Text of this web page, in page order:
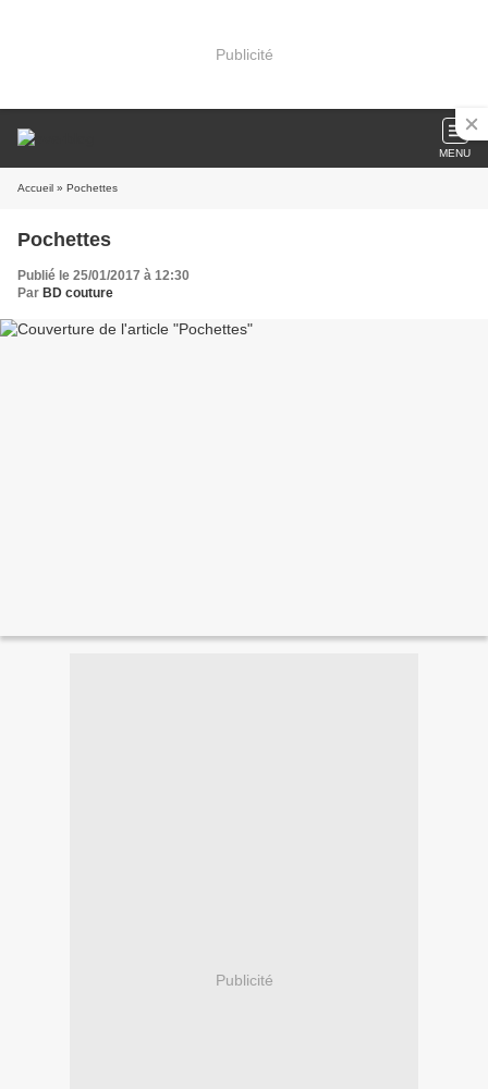
Publicité
MENU
Accueil » Pochettes
Pochettes
Publié le 25/01/2017 à 12:30
Par BD couture
Publicité